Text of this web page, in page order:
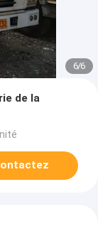
1/6
de la